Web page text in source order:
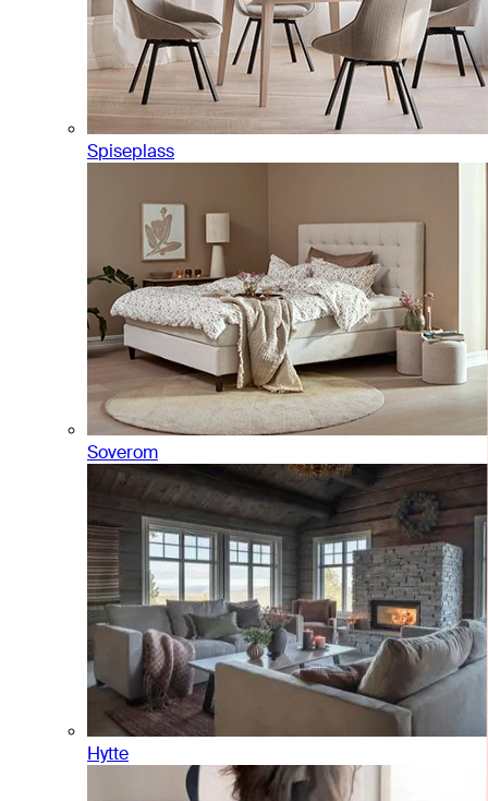
Spiseplass
Soverom
Hytte